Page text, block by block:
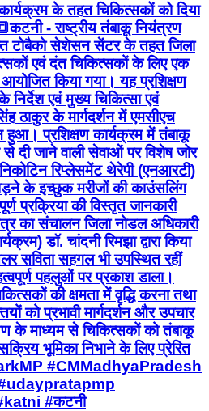
के तहत चिकित्सकों को दिया
- राष्ट्रीय तंबाकू नियंत्रण
टोबैको सेशेसन सेंटर के तहत जिला
एवं दंत चिकित्सकों के लिए एक
आयोजित किया गया। यह प्रशिक्षण
निर्देश एवं मुख्य चिकित्सा एवं
ठाकुर के मार्गदर्शन में एमसीएच
प्रशिक्षण कार्यक्रम में तंबाकू
दी जाने वाली सेवाओं पर विशेष जोर
निकोटिन रिप्लेसमेंट थेरेपी (एनआरटी)
के इच्छुक मरीजों की काउंसलिंग
प्रक्रिया की विस्तृत जानकारी
का संचालन जिला नोडल अधिकारी
डॉ. चांदनी रिमझा द्वारा किया
सविता सहगल भी उपस्थित रहीं
पहलुओं पर प्रकाश डाला।
की क्षमता में वृद्धि करना तथा
को प्रभावी मार्गदर्शन और उपचार
के माध्यम से चिकित्सकों को तंबाकू
भूमिका निभाने के लिए प्रेरित
#CMMadhyaPradesh
#कटनी